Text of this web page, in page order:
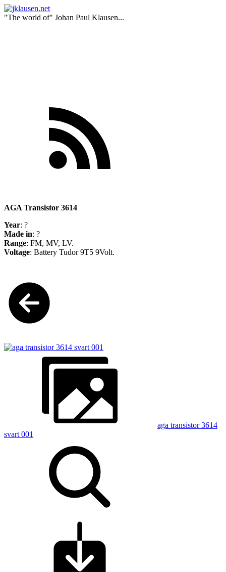
"The world of" Johan Paul Klausen...
AGA Transistor 3614
Year: ?
Made in: ?
Range: FM, MV, LV.
Voltage: Battery Tudor 9T5 9Volt.
aga transistor 3614
svart 001